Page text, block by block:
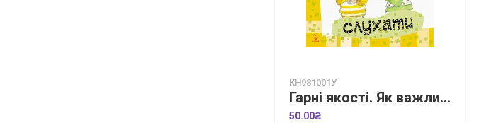
КН981001У
Гарні якості. Як важливо вміти слухати
50.00₴